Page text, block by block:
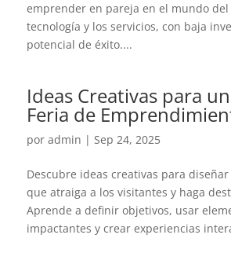
emprender en pareja en el mundo
tecnología y los servicios, con baja
potencial de éxito....
Ideas Creativas para
Feria de
por admin | Sep 24, 2025
Descubre ideas creativas para
que atraiga a los visitantes y haga
Aprende a definir objetivos, usar
impactantes y crear experiencias